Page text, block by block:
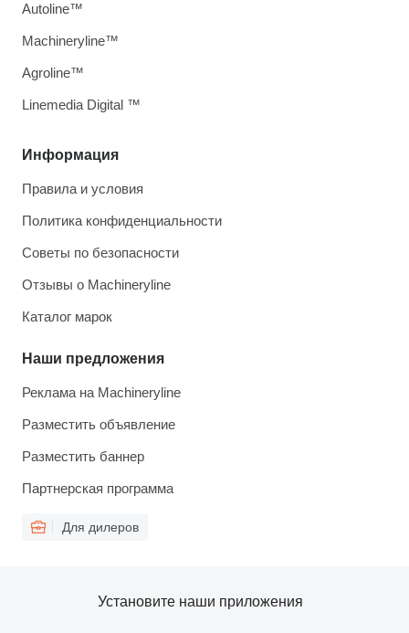
Информация
Правила и условия
Политика конфиденциальности
Советы по безопасности
Отзывы о Machineryline
Каталог марок
Наши предложения
Реклама на Machineryline
Разместить объявление
Разместить баннер
Партнерская программа
Для дилеров
Autoline™
Machineryline™
Agroline™
Linemedia Digital ™
Установите наши приложения